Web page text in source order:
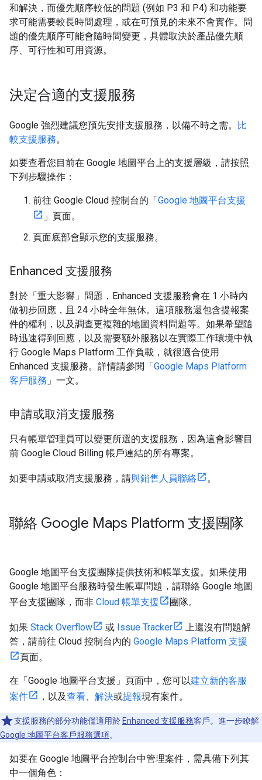
和解決，而優先順序較低的問題 (例如 P3 和 P4) 和功能要
求可能需要較長時間處理，或在可預見的未來不會實作。問
題的優先順序可能會隨時間變更，具體取決於產品優先順
序、可行性和可用資源。
決定合適的支援服務
Google 強烈建議您預先安排支援服務，以備不時之需。
比
較支援服務。
如要查看您目前在 Google 地圖平台上的支援層級，請按照
下列步驟操作：
前往 Google Cloud 控制台的「Google 地圖平台支援
」頁面。
頁面底部會顯示您的支援服務。
Enhanced 支援服務
對於「重大影響」問題，Enhanced 支援服務會在 1 小時內
做初步回應，且 24 小時全年無休。這項服務還包含提報案
件的權利，以及調查更複雜的地圖資料問題等。如果希望隨
時迅速得到回應，以及需要額外服務以在實際工作環境中執
行 Google Maps Platform 工作負載，就很適合使用
Enhanced 支援服務。詳情請參閱「Google Maps Platform
客戶服務 」一文。
申請或取消支援服務
只有帳單管理員可以變更所選的支援服務，因為這會影響目
前 Google Cloud Billing 帳戶連結的所有專案。
如要申請或取消支援服務，請與銷售人員聯絡 。
聯絡 Google Maps Platform 支援團隊
Google 地圖平台支援團隊提供技術和帳單支援。如果使用
Google 地圖平台服務時發生帳單問題，請聯絡 Google 地圖
平台支援團隊，而非 Cloud 帳單支援 團隊。
如果 Stack Overflow 或 Issue Tracker
上還沒有問題解
答，請前往 Cloud 控制台內的 Google Maps Platform 支援
頁面。
在「Google 地圖平台支援」頁面中，您可以建立新的客服
案件
，以及查看 解決或提報現有案件。
支援服務的部分功能僅適用於 Enhanced 支援服務客戶。進一步瞭解
Google 地圖平台客戶服務選項。
如要在 Google 地圖平台控制台中管理案件，需具備下列其
中一個角色：